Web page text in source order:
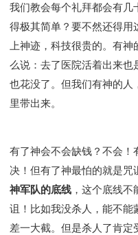
我们教会每个礼拜都会有
得极其简单？要不然还得用
上神迹，科技很贵的。有
么说：去了医院活着出来
也花没了。但我们有神的人
里带出来。
有了神会不会缺钱？不会
决！但有了神最怕的就是咒
神军队的底线 ，这个底线
诅！比如我没杀人，能不
差一大截。但是杀人了肯定